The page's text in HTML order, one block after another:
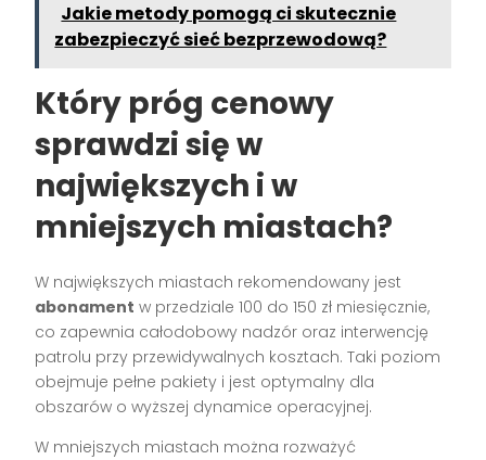
Jakie metody pomogą ci skutecznie
zabezpieczyć sieć bezprzewodową?
Który próg cenowy
sprawdzi się w
największych i w
mniejszych miastach?
W największych miastach rekomendowany jest
abonament w przedziale 100 do 150 zł miesięcznie,
co zapewnia całodobowy nadzór oraz interwencję
patrolu przy przewidywalnych kosztach. Taki poziom
obejmuje pełne pakiety i jest optymalny dla
obszarów o wyższej dynamice operacyjnej.
W mniejszych miastach można rozważyć